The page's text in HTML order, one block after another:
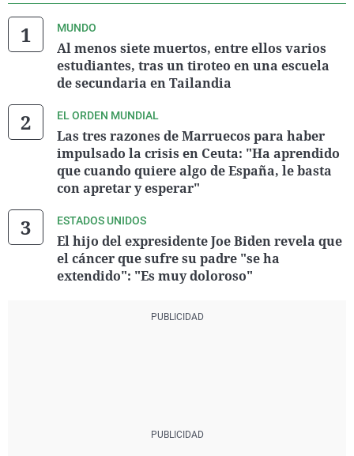
MUNDO
Al menos siete muertos, entre ellos varios
estudiantes, tras un tiroteo en una escuela
de secundaria en Tailandia
EL ORDEN MUNDIAL
Las tres razones de Marruecos para haber
impulsado la crisis en Ceuta: "Ha aprendido
que cuando quiere algo de España, le basta
con apretar y esperar"
ESTADOS UNIDOS
El hijo del expresidente Joe Biden revela que
el cáncer que sufre su padre "se ha
extendido": "Es muy doloroso"